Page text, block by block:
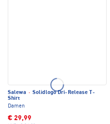
Salewa · Solidlogo Dri-Release T-
Shirt
Damen
€ 29,99